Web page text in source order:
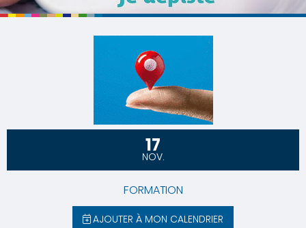
17
NOV.
FORMATION
AJOUTER À MON CALENDRIER